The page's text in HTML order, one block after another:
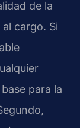
de la
cargo. Si
para la